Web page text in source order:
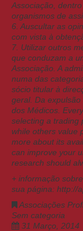
Associação,
organismos de
6. Auscultar as
com vista à
7. Utilizar outros
que conduzam a
Associação. A
numa das
sócio titular à
geral. Da
dos Médicos.
selecting a trading
while others value
more about its
can improve your
research should
+ informação
sua página: http://
Associações
Sem categoria
31 Março, 2014